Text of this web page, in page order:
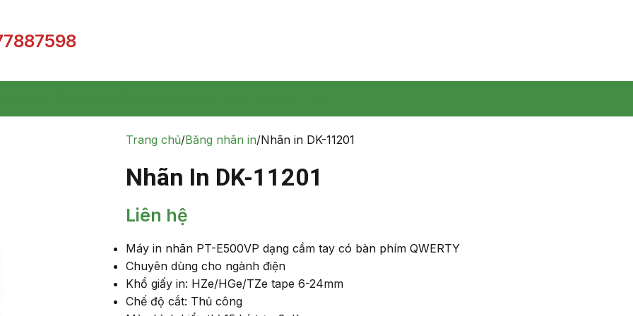
Trang chủ Băng nhãn in Nhãn in DK-11201
Nhãn In DK-11201
Liên hệ
Máy in nhãn PT-E500VP dạng cầm tay có bàn phím QWERTY
Chuyên dùng cho ngành điện
Khổ giấy in: HZe/HGe/TZe tape 6-24mm
Chế độ cắt: Thủ công